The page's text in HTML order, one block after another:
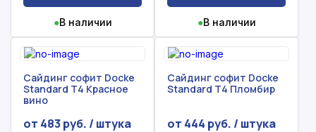
●В наличии ●В наличии
Сайдинг софит Docke
Standard Т4 Красное
вино
от 483 руб. / штука
Сайдинг софит Docke
Standard Т4 Пломбир
от 444 руб. / штука